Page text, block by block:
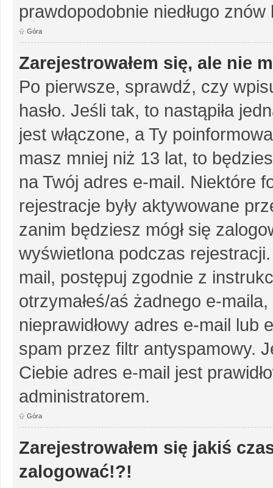
prawdopodobnie niedługo
Góra
Zarejestrowałem się, ale nie
Po pierwsze, sprawdź, czy
hasło. Jeśli tak, to nastąpiła
jest włączone, a Ty
masz mniej niż 13 lat, to
na Twój adres e-mail. Niektóre
rejestracje były aktywowane
zanim będziesz mógł się
wyświetlona podczas
mail, postępuj zgodnie z
otrzymałeś/aś żadnego e-
nieprawidłowy adres e-mail lub
spam przez filtr antyspamowy.
Ciebie adres e-mail jest
administratorem.
Góra
Zarejestrowałem się jakiś
zalogować!?!